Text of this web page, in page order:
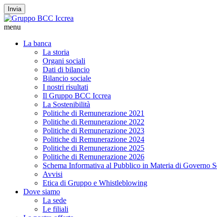
Invia
menu
La banca
La storia
Organi sociali
Dati di bilancio
Bilancio sociale
I nostri risultati
Il Gruppo BCC Iccrea
La Sostenibilità
Politiche di Remunerazione 2021
Politiche di Remunerazione 2022
Politiche di Remunerazione 2023
Politiche di Remunerazione 2024
Politiche di Remunerazione 2025
Politiche di Remunerazione 2026
Schema Informativa al Pubblico in Materia di Governo
Avvisi
Etica di Gruppo e Whistleblowing
Dove siamo
La sede
Le filiali